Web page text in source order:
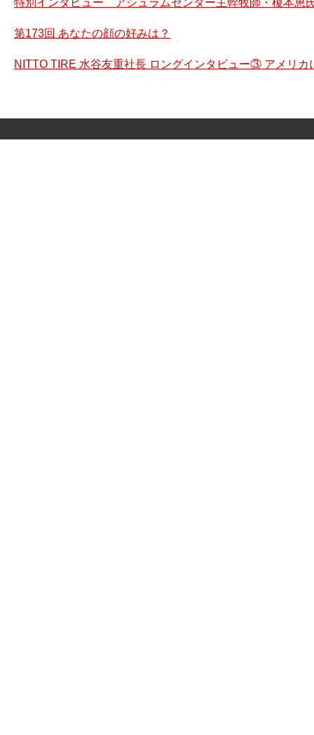
特別インタビュー アシュラムセンター主幹牧師・榎本恵
第173回 あなたの顔の好みは？
NITTO TIRE 水谷友重社長 ロングインタビュー③ アメリカ